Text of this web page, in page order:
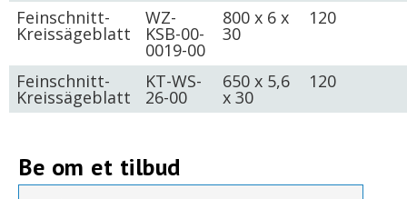
Feinschnitt-
Kreissägeblatt
WZ-
KSB-00-
0019-00
800 x 6 x
30
120
Feinschnitt-
Kreissägeblatt
KT-WS-
26-00
650 x 5,6
x 30
120
Be om et tilbud